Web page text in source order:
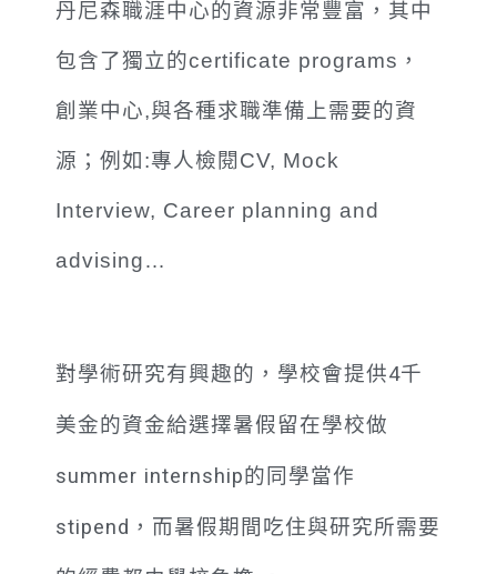
丹尼森職涯中心的資源非常豐富，其中
包含了獨立的certificate programs，
創業中心,與各種求職準備上需要的資
源；例如:專人檢閱CV, Mock
Interview, Career planning and
advising…
對學術研究有興趣的，學校會提供4千
美金的資金給選擇暑假留在學校做
summer internship的同學當作
stipend，而暑假期間吃住與研究所需要